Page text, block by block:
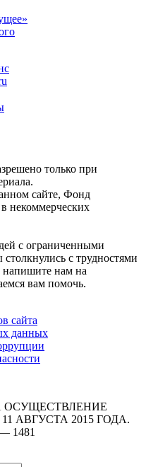
только при
сайте, Фонд
в некоммерческих
с ограниченными
с трудностями
напишите нам на
вам помочь.
сайта
данных
ОСУЩЕСТВЛЕНИЕ
АВГУСТА 2015 ГОДА.
1481